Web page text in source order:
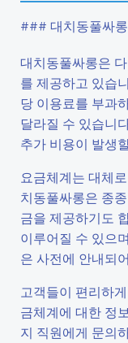
### 대치동풀싸
대치동풀싸롱은
를 제공하고 있습
당 이용료를 부과
달라질 수 있습니
추가 비용이 발생
요금체계는 대체
치동풀싸롱은 종
금을 제공하기도
이루어질 수 있으
은 사전에 안내되
고객들이 편리하
금체계에 대한 정
지 직원에게 문의